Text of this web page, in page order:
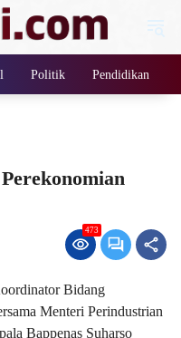
Politik Pendidikan
473
Bidang
Menteri Perindustrian
Bappenas Suharso